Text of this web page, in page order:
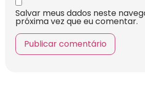
Salvar meus dados neste
próxima vez que eu comentar.